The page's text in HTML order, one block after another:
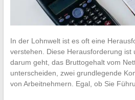
In der Lohnwelt ist es oft eine
verstehen. Diese Herausforderung ist
darum geht, das Bruttogehalt vom
unterscheiden, zwei grundlegende
von Arbeitnehmern. Egal, ob Sie